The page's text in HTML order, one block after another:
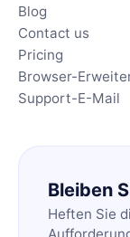
Blog
Contact us
Pricing
Browser-
Support-E-Mail
Bleiben
Heften Sie